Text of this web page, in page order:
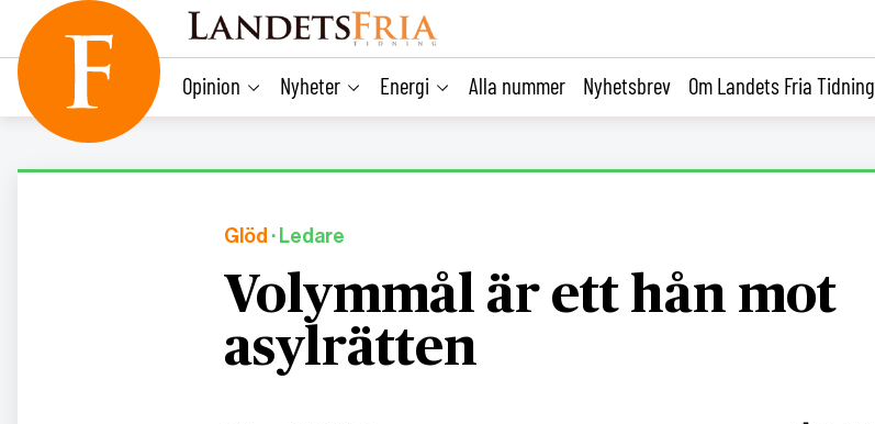
content
Opinion Nyheter Energi Alla nummer Nyhetsbrev Om Landets Fria Tidning
Glöd · Ledare
Volymmål är ett hån mot
asylrätten